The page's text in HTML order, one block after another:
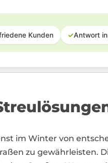
Kunden ✓Antwort
im Winter von
zu gewährleisten.